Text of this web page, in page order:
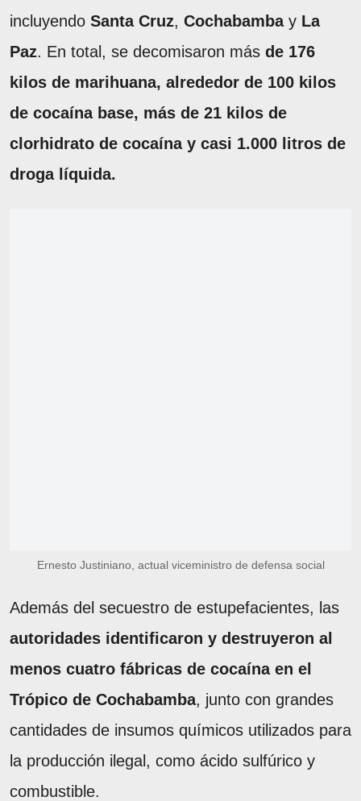
incluyendo Santa Cruz, Cochabambay La
Paz. En total, se decomisaron más de 176
kilos de marihuana, alrededor de 100 kilos
de cocaína base, más de 21 kilos de
clorhidrato de cocaína y casi 1.000 litros de
droga líquida.
Ernesto Justiniano, actual viceministro de defensa social
Además del secuestro de estupefacientes, las
autoridades identificaron y destruyeron al
menos cuatro fábricas de cocaína en el
Trópico de Cochabamba, junto con grandes
cantidades de insumos químicos utilizados para
la producción ilegal, como ácido sulfúrico y
combustible.